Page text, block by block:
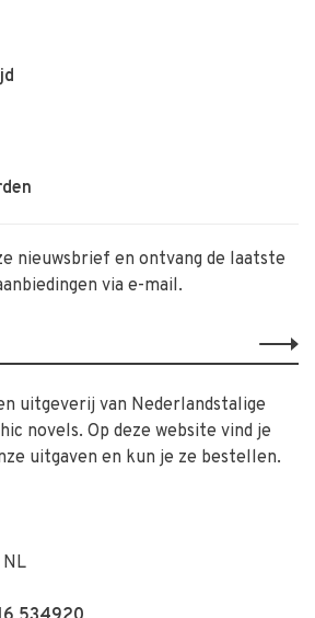
nieuwsbrief en ontvang de laatste
via e-mail.
uitgeverij van Nederlandstalige
novels. Op deze website vind je
uitgaven en kun je ze bestellen.
NL